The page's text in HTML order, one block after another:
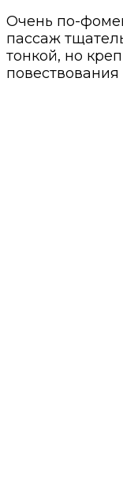
Очень по-
пассаж
тонкой, но